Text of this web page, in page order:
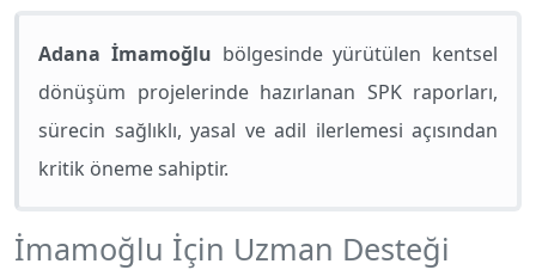
Adana İmamoğlu bölgesinde yürütülen kentsel
dönüşüm projelerinde hazırlanan SPK raporları,
sürecin sağlıklı, yasal ve adil ilerlemesi açısından
kritik öneme sahiptir.
İmamoğlu İçin Uzman Desteği